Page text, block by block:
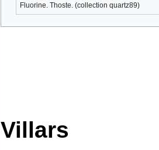
Fluorine. Thoste. (collection quartz89)
Villars